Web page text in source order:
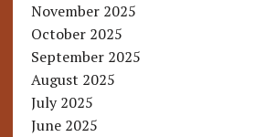
November 2025
October 2025
September 2025
August 2025
July 2025
June 2025